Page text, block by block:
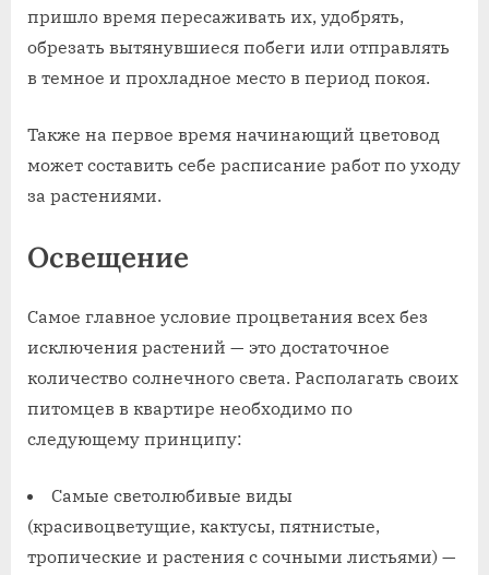
пришло время пересаживать их, удобрять,
обрезать вытянувшиеся побеги или отправлять
в темное и прохладное место в период покоя.
Также на первое время начинающий цветовод
может составить себе расписание работ по уходу
за растениями.
Освещение
Самое главное условие процветания всех без
исключения растений — это достаточное
количество солнечного света. Располагать своих
питомцев в квартире необходимо по
следующему принципу:
Самые светолюбивые виды
(красивоцветущие, кактусы, пятнистые,
тропические и растения с сочными листьями) —